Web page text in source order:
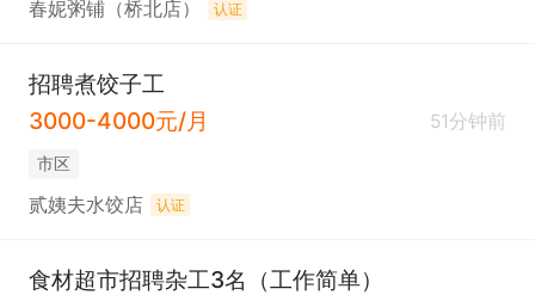
春妮粥铺（桥北店） 认证
招聘煮饺子工
3000-4000元/月
51分钟前
市区
贰姨夫水饺店 认证
食材超市招聘杂工3名（工作简单）